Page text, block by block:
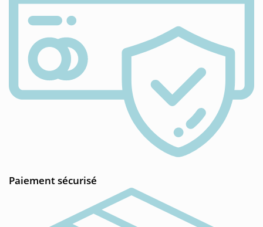
Paiement sécurisé